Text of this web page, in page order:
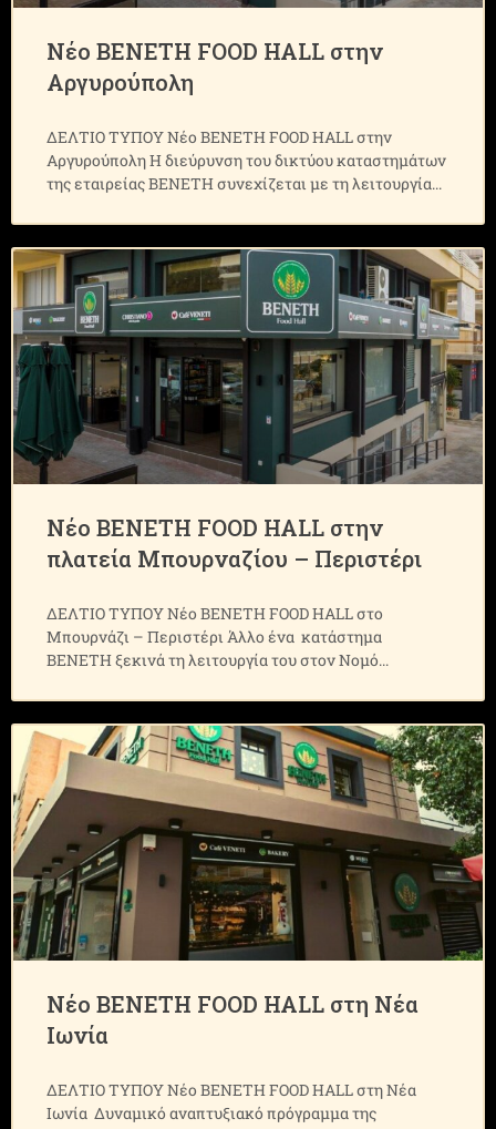
Νέο ΒΕΝΕΤΗ FOOD HALL στην
Αργυρούπολη
ΔΕΛΤΙΟ ΤΥΠΟΥ Νέο ΒΕΝΕΤΗ FOOD HALL στην
Αργυρούπολη Η διεύρυνση του δικτύου καταστημάτων
της εταιρείας ΒΕΝΕΤΗ συνεχίζεται με τη λειτουργία
Νέο ΒΕΝΕΤΗ FOOD HALL στην
πλατεία Μπουρναζίου – Περιστέρι
ΔΕΛΤΙΟ ΤΥΠΟΥ Νέο ΒΕΝΕΤΗ FOOD HALL στο
Μπουρνάζι – Περιστέρι Άλλο ένα κατάστημα
ΒΕΝΕΤΗ ξεκινά τη λειτουργία του στον Νομό
Νέο ΒΕΝΕΤΗ FOOD HALL στη Νέα
Ιωνία
ΔΕΛΤΙΟ ΤΥΠΟΥ Νέο ΒΕΝΕΤΗ FOOD HALL στη Νέα
Ιωνία Δυναμικό αναπτυξιακό πρόγραμμα της